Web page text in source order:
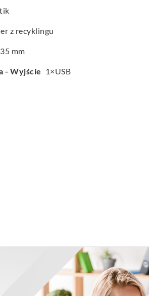
z recyklingu
mm
- Wyjście 1×USB